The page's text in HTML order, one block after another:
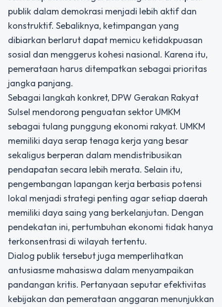
publik dalam demokrasi menjadi lebih aktif dan
konstruktif. Sebaliknya, ketimpangan yang
dibiarkan berlarut dapat memicu ketidakpuasan
sosial dan menggerus kohesi nasional. Karena itu,
pemerataan harus ditempatkan sebagai prioritas
jangka panjang.
Sebagai langkah konkret, DPW Gerakan Rakyat
Sulsel mendorong penguatan sektor UMKM
sebagai tulang punggung ekonomi rakyat. UMKM
memiliki daya serap tenaga kerja yang besar
sekaligus berperan dalam mendistribusikan
pendapatan secara lebih merata. Selain itu,
pengembangan lapangan kerja berbasis potensi
lokal menjadi strategi penting agar setiap daerah
memiliki daya saing yang berkelanjutan. Dengan
pendekatan ini, pertumbuhan ekonomi tidak hanya
terkonsentrasi di wilayah tertentu.
Dialog publik tersebut juga memperlihatkan
antusiasme mahasiswa dalam menyampaikan
pandangan kritis. Pertanyaan seputar efektivitas
kebijakan dan pemerataan anggaran menunjukkan